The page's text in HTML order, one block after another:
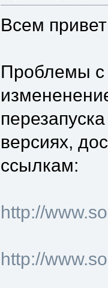
Всем
Проблемы с
версиях,
ссылкам:
http://
http://